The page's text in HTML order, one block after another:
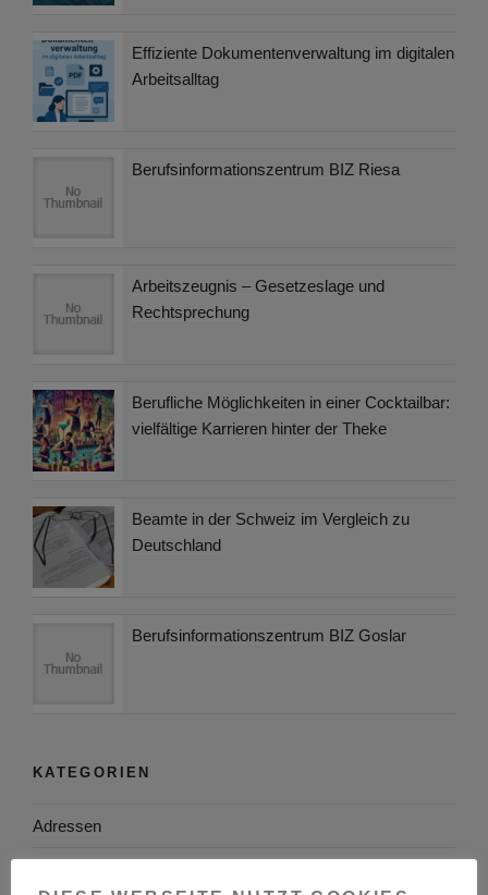
Effiziente Dokumentenverwaltung im digitalen
Arbeitsalltag
Berufsinformationszentrum BIZ Riesa
Arbeitszeugnis – Gesetzeslage und
Rechtsprechung
Berufliche Möglichkeiten in einer Cocktailbar:
vielfältige Karrieren hinter der Theke
Beamte in der Schweiz im Vergleich zu
Deutschland
Berufsinformationszentrum BIZ Goslar
KATEGORIEN
Adressen